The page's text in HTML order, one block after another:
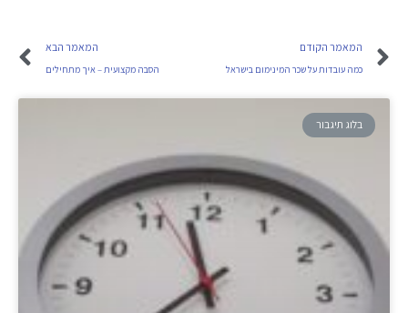
המאמר הקודם
כמה עובדות על שכר המינימום בישראל
המאמר הבא
הסבה מקצועית – איך מתחילים
בלוג תיגבור